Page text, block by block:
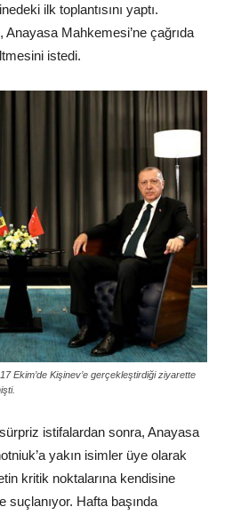
ilk toplantısını yaptı.
Mahkemesi’ne çağrıda
istedi.
Ekim’de Kişinev’e gerçekleştirdiği ziyarette
istifalardan sonra, Anayasa
yakın isimler üye olarak
kritik noktalarına kendisine
suçlanıyor. Hafta başında